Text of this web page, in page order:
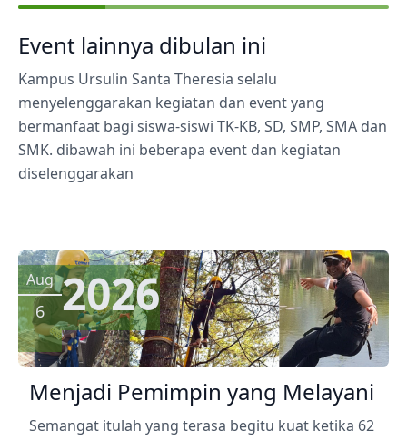
Event lainnya dibulan ini
Kampus Ursulin Santa Theresia selalu
menyelenggarakan kegiatan dan event yang
bermanfaat bagi siswa-siswi TK-KB, SD, SMP, SMA dan
SMK. dibawah ini beberapa event dan kegiatan
diselenggarakan
Aug
6 2026
Menjadi Pemimpin yang Melayani
Semangat itulah yang terasa begitu kuat ketika 62